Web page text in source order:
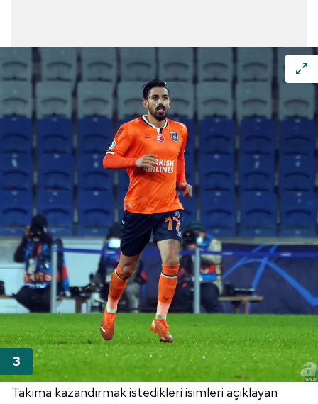
Takıma kazandırmak istedikleri isimleri açıklayan